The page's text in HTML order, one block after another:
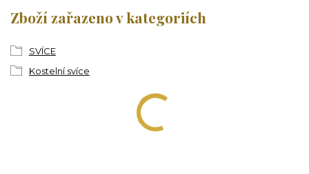
Zboží zařazeno v kategoriích
SVÍCE
Kostelní svíce